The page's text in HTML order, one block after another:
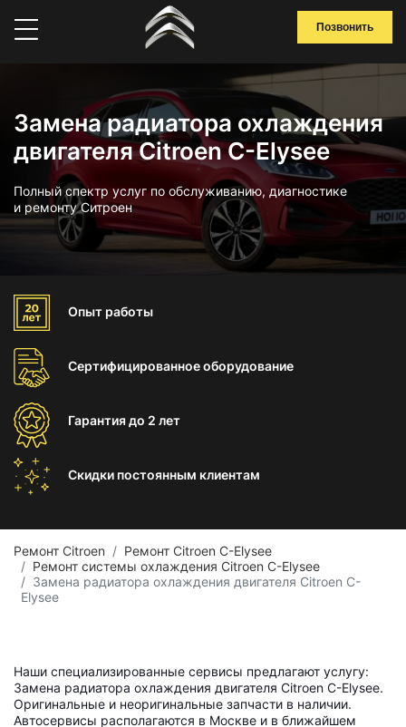
Позвонить
Замена радиатора охлаждения
двигателя Citroen C-Elysee
Полный спектр услуг по обслуживанию, диагностике
и ремонту Ситроен
Опыт работы
Сертифицированноеоборудование
Гарантиядо 2 лет
Скидки постоянным клиентам
Ремонт Citroen
Ремонт Citroen C-Elysee
Ремонт системы охлаждения Citroen C-Elysee
Замена радиатора охлаждения двигателя Citroen C-
Elysee
Наши специализированные сервисы предлагают услугу:
Замена радиатора охлаждения двигателя Citroen C-Elysee.
Оригинальные и неоригинальные запчасти в наличии.
Автосервисы располагаются в Москве и в ближайшем